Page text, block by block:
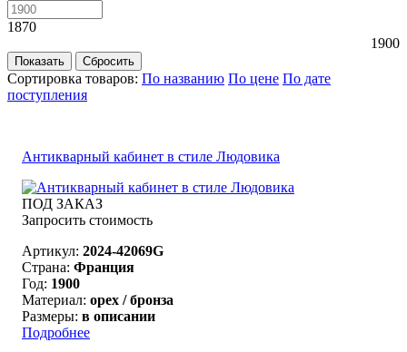
1870
1900
Сортировка товаров: По названию По цене По дате
поступления
Антикварный кабинет в стиле Людовика
ПОД ЗАКАЗ
Запросить стоимость
Артикул: 2024-42069G
Страна: Франция
Год: 1900
Материал: орех / бронза
Размеры: в описании
Подробнее